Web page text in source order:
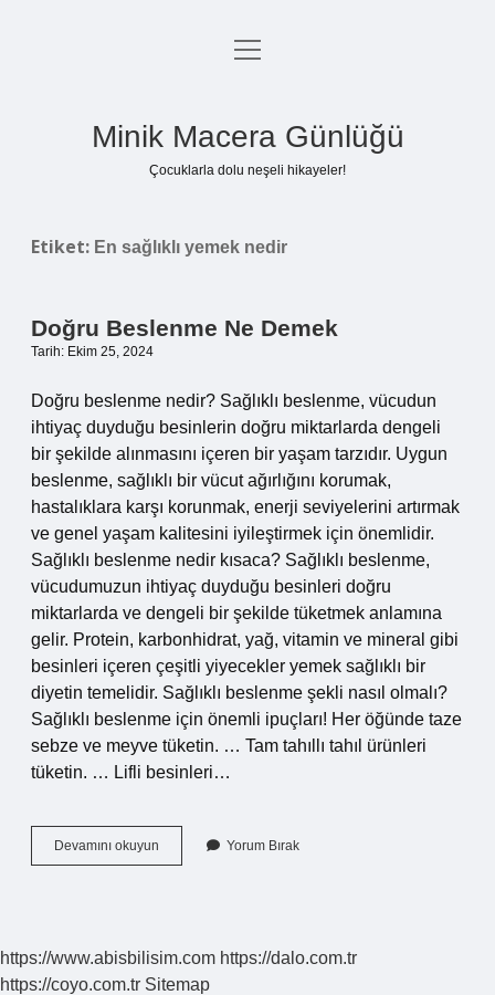
Anasayfa
menüyü
Minik Macera Günlüğü
Çocuklarla dolu neşeli hikayeler!
Etiket: En sağlıklı yemek nedir
Doğru Beslenme Ne Demek
Tarih: Ekim 25, 2024
Doğru beslenme nedir? Sağlıklı beslenme, vücudun
ihtiyaç duyduğu besinlerin doğru miktarlarda dengeli
bir şekilde alınmasını içeren bir yaşam tarzıdır. Uygun
beslenme, sağlıklı bir vücut ağırlığını korumak,
hastalıklara karşı korunmak, enerji seviyelerini artırmak
ve genel yaşam kalitesini iyileştirmek için önemlidir.
Sağlıklı beslenme nedir kısaca? Sağlıklı beslenme,
vücudumuzun ihtiyaç duyduğu besinleri doğru
miktarlarda ve dengeli bir şekilde tüketmek anlamına
gelir. Protein, karbonhidrat, yağ, vitamin ve mineral gibi
besinleri içeren çeşitli yiyecekler yemek sağlıklı bir
diyetin temelidir. Sağlıklı beslenme şekli nasıl olmalı?
Sağlıklı beslenme için önemli ipuçları! Her öğünde taze
sebze ve meyve tüketin. … Tam tahıllı tahıl ürünleri
tüketin. … Lifli besinleri…
Devamını okuyun
Beslenme
Yorum Bırak
https://www.abisbilisim.com https://dalo.com.tr
https://coyo.com.tr Sitemap